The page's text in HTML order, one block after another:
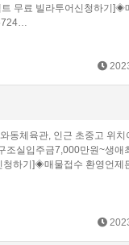
무료 빌라투어신청하기]◈
…
동체육관, 인근 초중고 위치
조실입주금7,000만원~생애
청하기]◈매물접수 환영언제